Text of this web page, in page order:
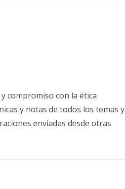
compromiso con la ética
y notas de todos los temas y
enviadas desde otras